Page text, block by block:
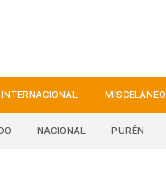
INTERNACIONAL MISCELÁNEO
NACIONAL PURÉN